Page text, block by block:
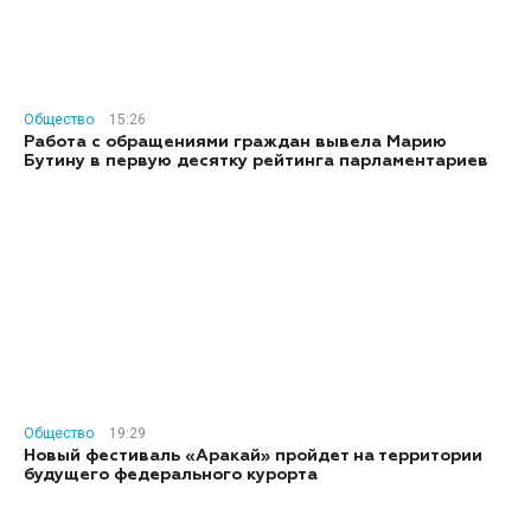
Общество
15:26
Работа с обращениями граждан вывела Марию
Бутину в первую десятку рейтинга парламентариев
Общество
19:29
Новый фестиваль «Аракай» пройдет на территории
будущего федерального курорта